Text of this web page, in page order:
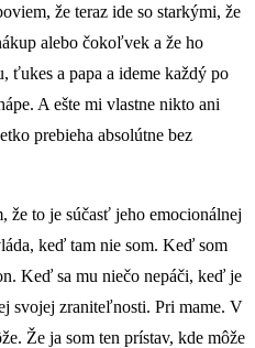
že teraz ide so starkými, že
alebo čokoľvek a že ho
ťukes a papa a ideme každý po
A ešte mi vlastne nikto ani
prebieha absolútne bez
že to je súčasť jeho emocionálnej
keď tam nie som. Keď som
Keď sa mu niečo nepáči, keď je
svojej zraniteľnosti. Pri mame. V
Že ja som ten prístav, kde môže